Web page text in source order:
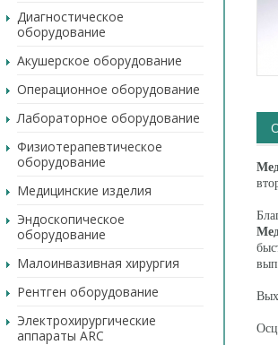
Диагностическое
оборудование
Акушерское оборудование
Операционное оборудование
Лабораторное оборудование
Физиотерапевтическое
оборудование
Медицинские изделия
Эндоскопическое
оборудование
Малоинвазивная хирургия
Рентген оборудование
Электрохирургические
аппараты ARC